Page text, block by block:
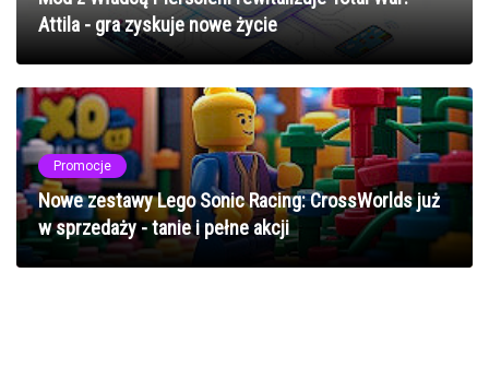
Attila - gra zyskuje nowe życie
Promocje
Nowe zestawy Lego Sonic Racing: CrossWorlds już
w sprzedaży - tanie i pełne akcji